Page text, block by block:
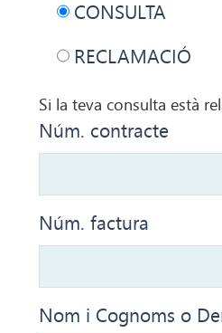
CONSULTA
RECLAMACIÓ
Si la teva consulta està
Núm. contracte
Núm. factura
Nom i Cognoms o